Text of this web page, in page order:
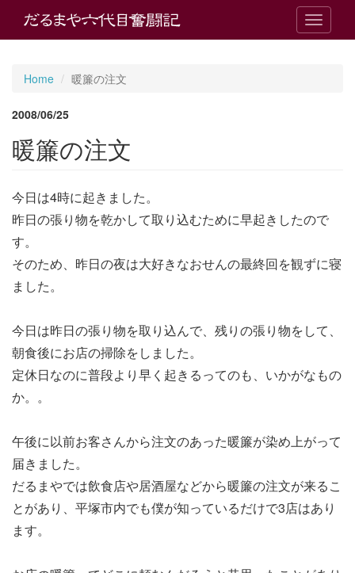
T
o
i
n
Home 暖簾の注文
2008/06/25
暖簾の注文
今日は4時に起きました。
昨日の張り物を乾かして取り込むために早起きしたので
す。
そのため、昨日の夜は大好きなおせんの最終回を観ずに寝
ました。
今日は昨日の張り物を取り込んで、残りの張り物をして、
朝食後にお店の掃除をしました。
定休日なのに普段より早く起きるってのも、いかがなもの
か。。
午後に以前お客さんから注文のあった暖簾が染め上がって
届きました。
だるまやでは飲食店や居酒屋などから暖簾の注文が来るこ
とがあり、平塚市内でも僕が知っているだけで3店はあり
ます。